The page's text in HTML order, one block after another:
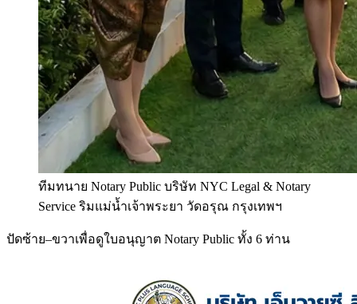
ทีมทนาย Notary Public บริษัท NYC Legal & Notary
Service ริมแม่น้ำเจ้าพระยา วัดอรุณ กรุงเทพฯ
ปัดซ้าย–ขวาเพื่อดูใบอนุญาต Notary Public ทั้ง 6 ท่าน